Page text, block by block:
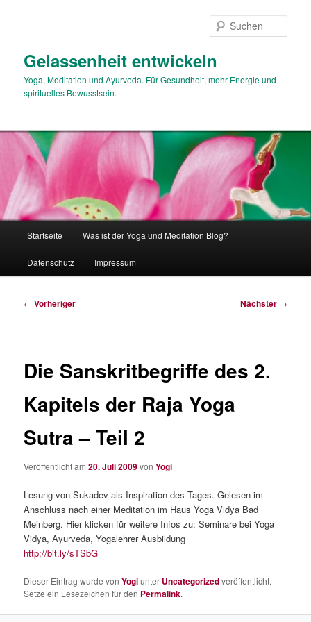
Gelassenheit entwickeln
Yoga, Meditation und Ayurveda. Für Gesundheit, mehr Energie und
spirituelles Bewusstsein.
Startseite Was ist der Yoga und Meditation Blog?
Datenschutz Impressum
Beitragsnavigation
← Vorheriger Nächster →
Die Sanskritbegriffe des 2.
Kapitels der Raja Yoga
Sutra – Teil 2
Veröffentlicht am20. Juli 2009vonYogi
Lesung von Sukadev als Inspiration des Tages. Gelesen im
Anschluss nach einer Meditation im Haus Yoga Vidya Bad
Meinberg. Hier klicken für weitere Infos zu: Seminare bei Yoga
Vidya, Ayurveda, Yogalehrer Ausbildung
http://bit.ly/sTSbG
Dieser Eintrag wurde vonYogiunter Uncategorizedveröffentlicht.
Setze ein Lesezeichen für den Permalink.